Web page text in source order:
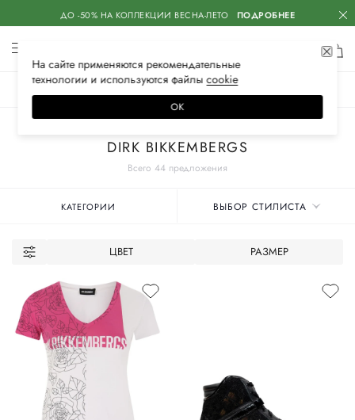
ДО -50% НА КОЛЛЕКЦИИ ВЕСНА-ЛЕТО ПОДРОБНЕЕ
Всего 44 предложения
DIRK BIKKEMBERGS
КАТЕГОРИИ ВЫБОР СТИЛИСТА
ЦВЕТ РАЗМЕР
На сайте применяются рекомендательные
технологии и используются файлысооkiе
ОК